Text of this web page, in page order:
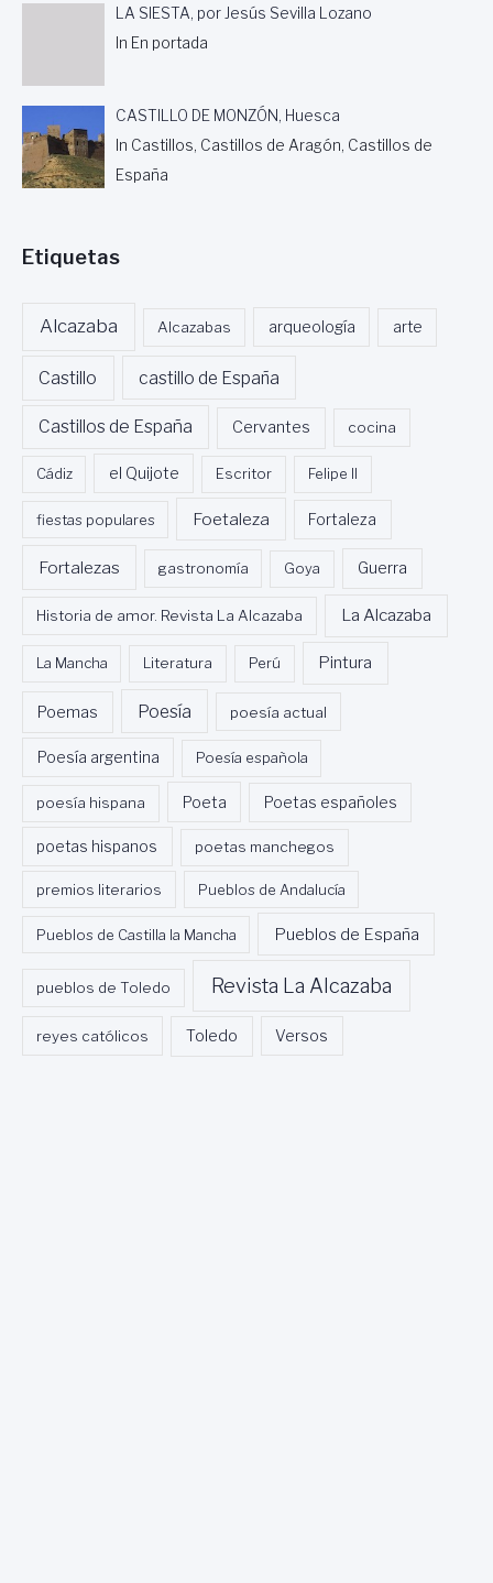
LA SIESTA, por Jesús Sevilla Lozano
In En portada
CASTILLO DE MONZÓN, Huesca
In Castillos, Castillos de Aragón, Castillos de
España
Etiquetas
Alcazaba Alcazabas arqueología arte
Castillo castillo de España
Castillos de España Cervantes cocina
Cádiz el Quijote Escritor Felipe II
fiestas populares Foetaleza Fortaleza
Fortalezas gastronomía Goya Guerra
Historia de amor. Revista La Alcazaba La Alcazaba
La Mancha Literatura Perú Pintura
Poemas Poesía poesía actual
Poesía argentina Poesía española
poesía hispana Poeta Poetas españoles
poetas hispanos poetas manchegos
premios literarios Pueblos de Andalucía
Pueblos de Castilla la Mancha Pueblos de España
pueblos de Toledo Revista La Alcazaba
reyes católicos Toledo Versos